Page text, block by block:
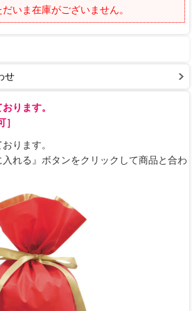
いま在庫がございません。
せ
ります。
ります。
れる』ボタンをクリックして商品と合わ